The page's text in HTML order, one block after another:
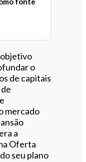
o
de capitais
mercado
a
Oferta
seu plano